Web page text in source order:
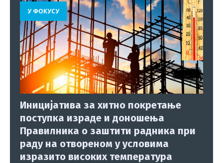
У ФОКУСУ
Иницијатива за хитно покретање
поступка израде и доношења
Правилника о заштити радника при
раду на отвореном у условима
изразито високих температура